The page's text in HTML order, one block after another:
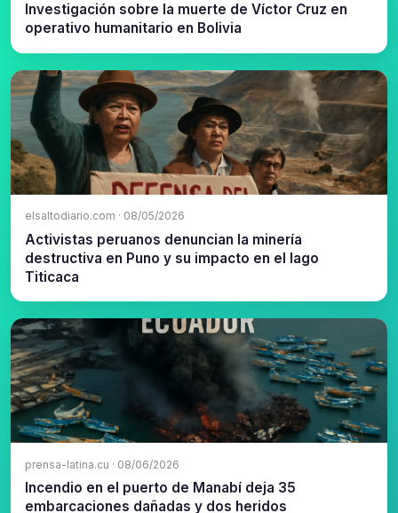
Investigación sobre la muerte de Víctor Cruz en
operativo humanitario en Bolivia
elsaltodiario.com · 08/05/2026
Activistas peruanos denuncian la minería
destructiva en Puno y su impacto en el lago
Titicaca
prensa-latina.cu · 08/06/2026
Incendio en el puerto de Manabí deja 35
embarcaciones dañadas y dos heridos